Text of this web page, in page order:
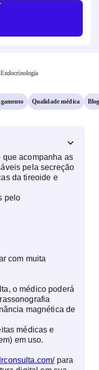
Endocrinologia
Qualidade médica
acompanha as
pela secreção
da tireoide e
pelo
com muita
o médico poderá
magnética de
médicas e
em uso.
para